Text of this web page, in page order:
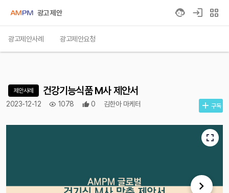
광고 제안 grid_view
광고제안사례 광고제안요청
제안사례 건강기능식품 M사 제안서
2023-12-12 1078 0 김한아 마케터 구독